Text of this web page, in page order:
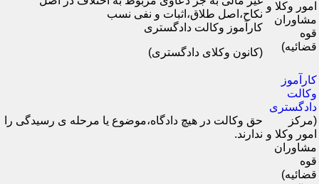
امور وکلا و
مشاوران
قوه
قضائیه)
نکاح،اصل طلاق،اثبات و نفی نسب
کارآموز وکالت دادگستری
(کانون وکلای دادگستری)
کارآموز
وکالت
دادگستری
(مرکز
امور وکلا و
مشاوران
قوه
قضائیه)
حق وکالت در هیچ دادگاه،موضوع یا مرحله ی رسیدگی را
ندارند.